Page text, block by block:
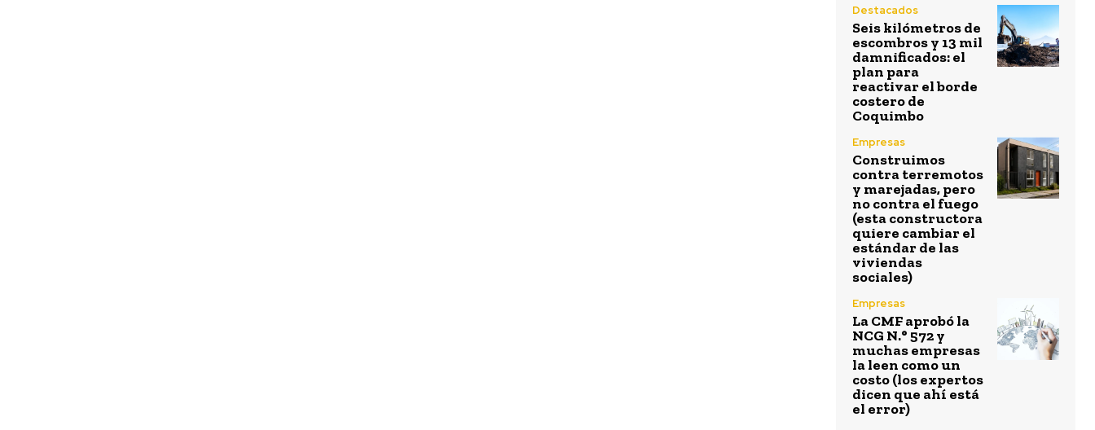
Destacados
Seis kilómetros de
escombros y 13 mil
damnificados: el
plan para
reactivar el borde
costero de
Coquimbo
Empresas
Construimos
contra terremotos
y marejadas, pero
no contra el fuego
(esta constructora
quiere cambiar el
estándar de las
viviendas
sociales)
Empresas
La CMF aprobó la
NCG N.° 572 y
muchas empresas
la leen como un
costo (los expertos
dicen que ahí está
el error)